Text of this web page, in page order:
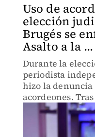
Uso de
elección
Brugés se
Asalto a la ...
Durante la
periodista
hizo la denuncia
acordeones.
le solicitó dar
obtuvo la
pasado con el